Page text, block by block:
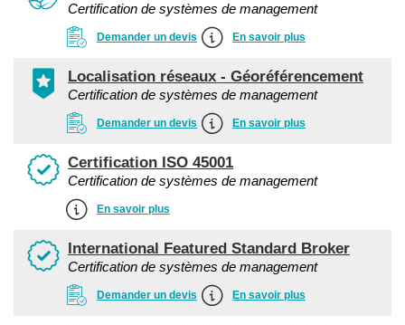
Certification de systèmes de management
Demander un devis En savoir plus
Localisation réseaux - Géoréférencement
Certification de systèmes de management
Demander un devis En savoir plus
Certification ISO 45001
Certification de systèmes de management
En savoir plus
International Featured Standard Broker
Certification de systèmes de management
Demander un devis En savoir plus